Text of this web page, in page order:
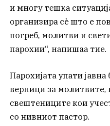
и многу тешка
организира сè што е
погреб, молитви и
парохии“, напишаа тие.
Парохијата упати
верници за молитвите,
свештениците кои
со нивниот пастор.